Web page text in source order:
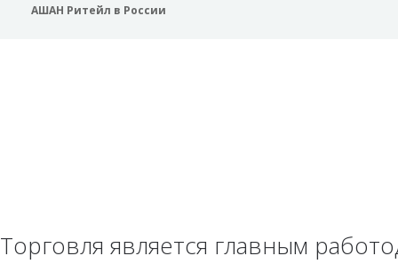
АШАН Ритейл в России
Торговля является главным